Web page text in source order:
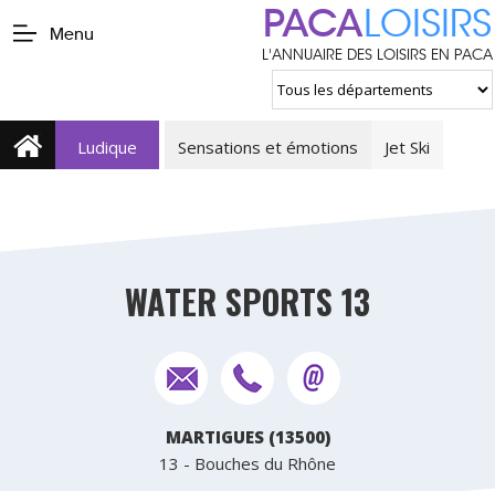
Menu PACALOISIRS
L'ANNUAIRE DES LOISIRS EN PACA
Ludique Sensations et émotions Jet Ski
WATER SPORTS 13
MARTIGUES (13500)
13 - Bouches du Rhône